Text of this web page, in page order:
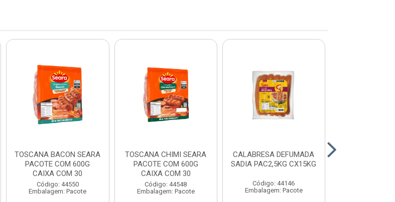
TOSCANA BACON SEARA
PACOTE COM 600G
CAIXA COM 30
Código: 44550
Embalagem: Pacote
TOSCANA CHIMI SEARA
PACOTE COM 600G
CAIXA COM 30
Código: 44548
Embalagem: Pacote
CALABRESA DEFUMADA
SADIA PAC2,5KG CX15KG
Código: 44146
Embalagem: Pacote